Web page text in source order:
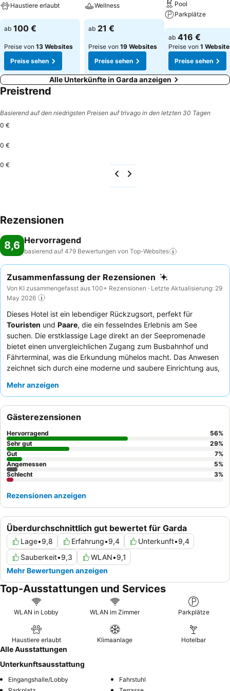
Haustiere erlaubt
Preise sehen
ab 100 €
Preise von 13 Websites
Preise sehen
Wellness
Preise sehen
ab 21 €
Preise von 19 Websites
Preise sehen
Pool
Parkplätze
Preise sehen
ab 416 €
Preise von 1 Website
Preise sehen
Alle Unterkünfte in Garda anzeigen
Preistrend
Basierend auf den niedrigsten Preisen auf trivago in den letzten 30 Tagen
0 €
0 €
0 €
Rezensionen
8,6 Hervorragend
basierend auf 479 Bewertungen von Top-Websites
Zusammenfassung der Rezensionen
Von KI zusammengefasst aus 100+ Rezensionen · Letzte Aktualisierung: 29
May 2026
Dieses Hotel ist ein lebendiger Rückzugsort, perfekt für
Touristen und Paare, die ein fesselndes Erlebnis am See
suchen. Die erstklassige Lage direkt an der Seepromenade
bietet einen unvergleichlichen Zugang zum Busbahnhof und
Fährterminal, was die Erkundung mühelos macht. Das Anwesen
zeichnet sich durch eine moderne und saubere Einrichtung aus,
ultimativen Entspannung ergänzt wird. Die Gäste loben
und das abwechslungsreiche Frühstücksbuffet mit frischem
Obst, Speck und Eiern. Für diejenigen, die malerische Ausblicke
wünschen, ist die Buchung eines Zimmers mit
sehr zu
empfehlen.
Mehr anzeigen
Überdurchschnittlich gut bewertet für Garda
Lage•9,8 Erfahrung•9,4 Unterkunft•9,4
Sauberkeit•9,3 WLAN•9,1
Mehr Bewertungen anzeigen
Gästerezensionen
Hervorragend 56%
Sehr gut
29%
Gut
7%
Angemessen
5%
Schlecht
3%
Rezensionen anzeigen
Top-Ausstattungen und Services
WLAN in Lobby WLAN im Zimmer Parkplätze
Haustiere erlaubt Klimaanlage Hotelbar
Alle Ausstattungen
Unterkunftsausstattung
Eingangshalle/Lobby
Fahrstuhl